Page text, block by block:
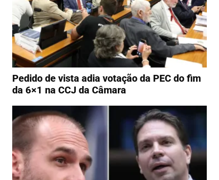
Pedido de vista adia votação da PEC do fim
da 6×1 na CCJ da Câmara